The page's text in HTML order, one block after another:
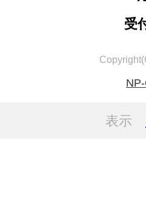
受
表示